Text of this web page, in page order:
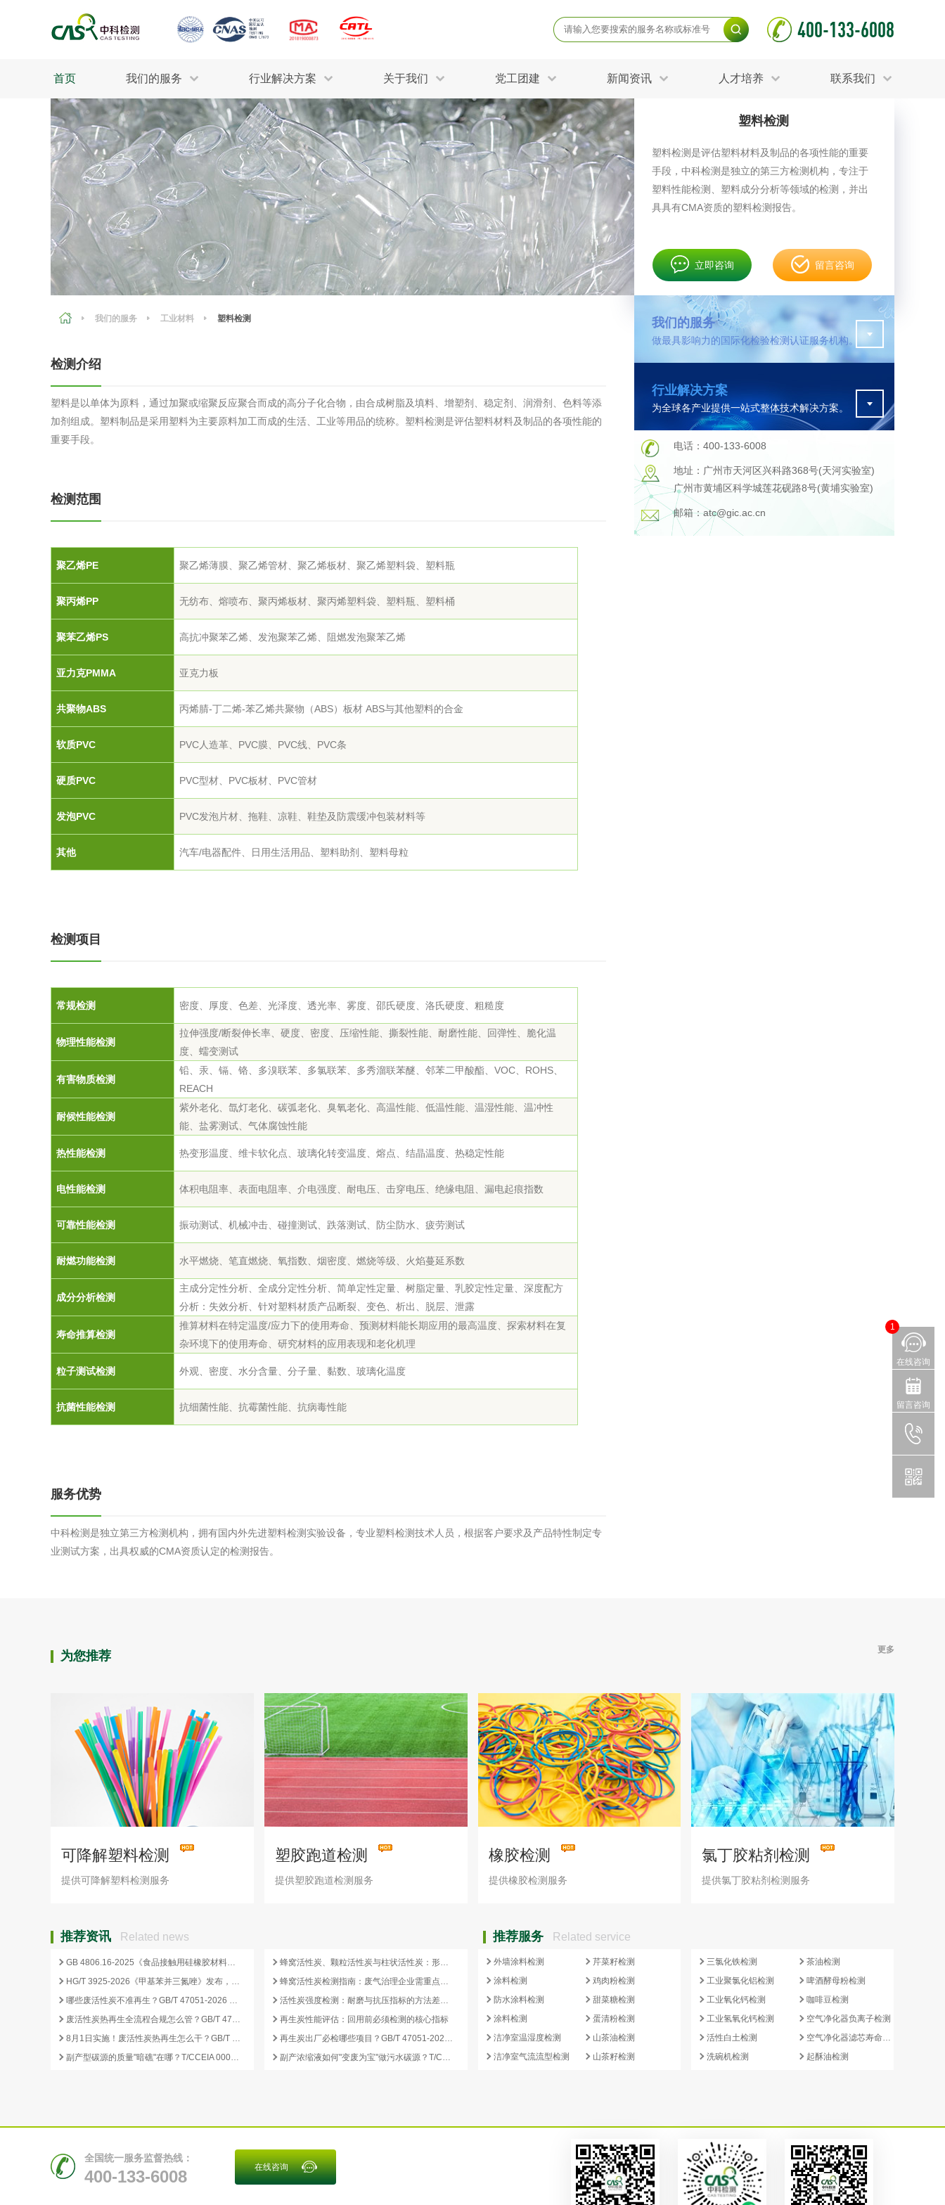
400-133-6008
首页 我们的服务 行业解决方案 关于我们 党工团建 新闻资讯 人才培养 联系我们
生态环保
工业材料
美妆消毒
轻工产品
制药医疗
电子电气
农副产品
专项服务
检测服务
污水检测 三废监测 电磁辐射检测 声环境与振动检测
废气检测 二噁英检测 土壤检测 更多
耕地质量评价 矿山资源调查 危险废物鉴别 危废鉴定
更多
清洁生产审核 环境风险评价 矿山场地调查 更多
摄影测量与遥感 更多
VOCs废气治理 废气处理工程 废水处理工程
在线咨询 在线咨询
行业解决方案
INDUSTRY SOLUTIONS
为全球各产业提供一站式
整体技术解决方案。
产品质量鉴定
固废危废鉴定
土壤场地调查
生态环境检测
消毒检测备案
空气净化检测
病毒杀灭试验
防护产品检测
成分分析化验
有毒有害检测
运动场地检测
涉水产品检测
食品接触材料检测
可靠性测试
化妆品检测
水资源检测
毒理检测
光伏检测
塑料检测
塑料检测是评估塑料材料及制品的各项性能的重要
手段，中科检测是独立的第三方检测机构，专注于
塑料性能检测、塑料成分分析等领域的检测，并出
具具有CMA资质的塑料检测报告。
立即咨询 留言咨询
我们的服务 工业材料 塑料检测
检测介绍
塑料是以单体为原料，通过加聚或缩聚反应聚合而成的高分子化合物，由合成树脂及填料、增塑剂、稳定剂、润滑剂、色料等添
加剂组成。塑料制品是采用塑料为主要原料加工而成的生活、工业等用品的统称。塑料检测是评估塑料材料及制品的各项性能的
重要手段。
检测范围
聚乙烯PE 聚乙烯薄膜、聚乙烯管材、聚乙烯板材、聚乙烯塑料袋、塑料瓶
聚丙烯PP 无纺布、熔喷布、聚丙烯板材、聚丙烯塑料袋、塑料瓶、塑料桶
聚苯乙烯PS 高抗冲聚苯乙烯、发泡聚苯乙烯、阻燃发泡聚苯乙烯
亚力克PMMA 亚克力板
共聚物ABS 丙烯腈-丁二烯-苯乙烯共聚物（ABS）板材 ABS与其他塑料的合金
软质PVC PVC人造革、PVC膜、PVC线、PVC条
硬质PVC PVC型材、PVC板材、PVC管材
发泡PVC PVC发泡片材、拖鞋、凉鞋、鞋垫及防震缓冲包装材料等
其他 汽车/电器配件、日用生活用品、塑料助剂、塑料母粒
检测项目
常规检测 密度、厚度、色差、光泽度、透光率、雾度、邵氏硬度、洛氏硬度、粗糙度
物理性能检测
拉伸强度/断裂伸长率、硬度、密度、压缩性能、撕裂性能、耐磨性能、回弹性、脆化温
度、蠕变测试
有害物质检测
铅、汞、镉、铬、多溴联苯、多氯联苯、多秀溜联苯醚、邻苯二甲酸酯、VOC、ROHS、
REACH
耐候性能检测
紫外老化、氙灯老化、碳弧老化、臭氧老化、高温性能、低温性能、温湿性能、温冲性
能、盐雾测试、气体腐蚀性能
热性能检测 热变形温度、维卡软化点、玻璃化转变温度、熔点、结晶温度、热稳定性能
电性能检测 体积电阻率、表面电阻率、介电强度、耐电压、击穿电压、绝缘电阻、漏电起痕指数
可靠性能检测 振动测试、机械冲击、碰撞测试、跌落测试、防尘防水、疲劳测试
耐燃功能检测 水平燃烧、笔直燃烧、氧指数、烟密度、燃烧等级、火焰蔓延系数
成分分析检测
主成分定性分析、全成分定性分析、简单定性定量、树脂定量、乳胶定性定量、深度配方
分析：失效分析、针对塑料材质产品断裂、变色、析出、脱层、泄露
寿命推算检测
推算材料在特定温度/应力下的使用寿命、预测材料能长期应用的最高温度、探索材料在复
杂环境下的使用寿命、研究材料的应用表现和老化机理
粒子测试检测 外观、密度、水分含量、分子量、黏数、玻璃化温度
抗菌性能检测 抗细菌性能、抗霉菌性能、抗病毒性能
服务优势
中科检测是独立第三方检测机构，拥有国内外先进塑料检测实验设备，专业塑料检测技术人员，根据客户要求及产品特性制定专
业测试方案，出具权威的CMA资质认定的检测报告。
我们的服务
做最具影响力的国际化检验检测认证服务机构。
行业解决方案
为全球各产业提供一站式整体技术解决方案。
电话：400-133-6008
地址：广州市天河区兴科路368号(天河实验室)
广州市黄埔区科学城莲花砚路8号(黄埔实验室)
邮箱：atc@gic.ac.cn
为您推荐 更多
可降解塑料检测
提供可降解塑料检测服务
塑胶跑道检测
提供塑胶跑道检测服务
橡胶检测
提供橡胶检测服务
氯丁胶粘剂检测
提供氯丁胶粘剂检测服务
推荐资讯 Related news 推荐服务 Related service
GB 4806.16-2025《食品接触用硅橡胶材料及制品》标准解析
HG/T 3925-2026《甲基苯并三氮唑》发布，2026 年 12 月 1 日起实施
哪些废活性炭不准再生？GB/T 47051-2026 划定的禁止再生红线
废活性炭热再生全流程合规怎么管？GB/T 47051-2026 从分类到出厂检测
8月1日实施！废活性炭热再生怎么干？GB/T 47051-2026 八步程序这样落地
副产型碳源的质量"暗礁"在哪？T/CCEIA 0006-2026 重金属与 COD 合规红线
蜂窝活性炭、颗粒活性炭与柱状活性炭：形态差异与检测重点对照
蜂窝活性炭检测指南：废气治理企业需重点关注的5项核心指标
活性炭强度检测：耐磨与抗压指标的方法差异及验收意义
再生炭性能评估：回用前必须检测的核心指标
再生炭出厂必检哪些项目？GB/T 47051-2026 再生活性炭检测清单这样列
副产浓缩液如何"变废为宝"做污水碳源？T/CCEIA 0006-2026 核心解读
外墙涂料检测
涂料检测
防水涂料检测
涂料检测
洁净室温湿度检测
洁净室气流流型检测
芹菜籽检测
鸡肉粉检测
甜菜糖检测
蛋清粉检测
山茶油检测
山茶籽检测
三氯化铁检测
工业聚氯化铝检测
工业氧化钙检测
工业氢氧化钙检测
活性白土检测
洗碗机检测
茶油检测
啤酒酵母粉检测
咖啡豆检测
空气净化器负离子检测
空气净化器滤芯寿命检测
起酥油检测
全国统一服务监督热线：
400-133-6008 在线咨询
在线咨询
1
留言咨询